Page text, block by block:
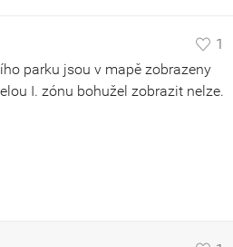
1
parku jsou v mapě zobrazeny
I. zónu bohužel zobrazit nelze.